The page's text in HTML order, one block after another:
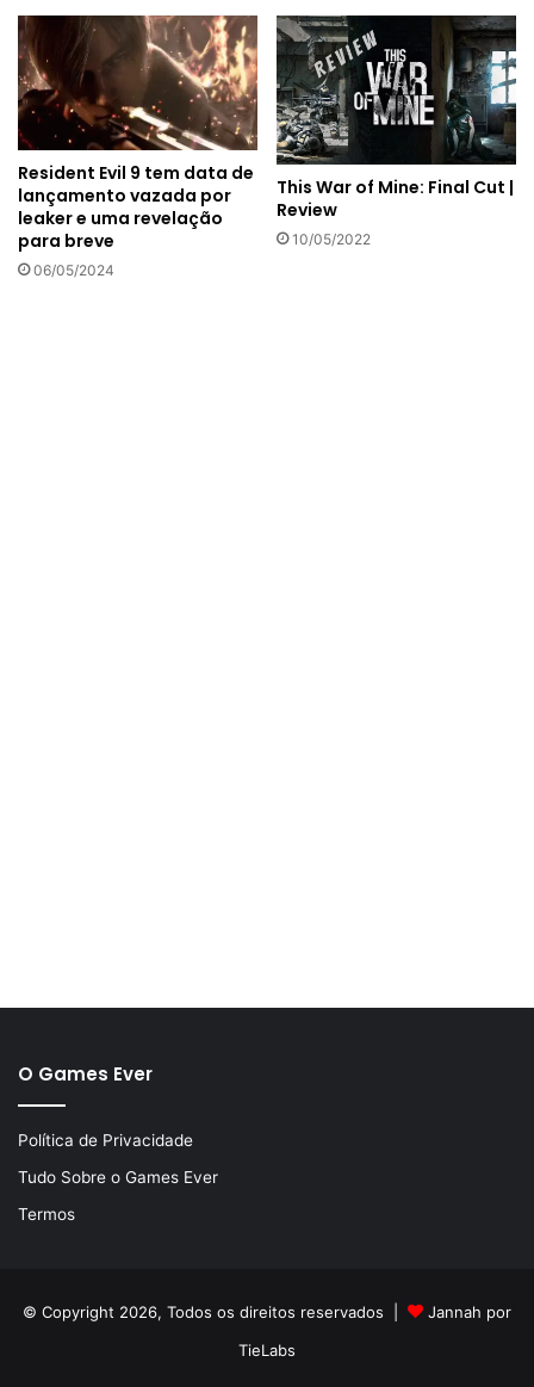
Resident Evil 9 tem data de
lançamento vazada por
leaker e uma revelação
para breve
06/05/2024
This War of Mine: Final Cut |
Review
10/05/2022
O Games Ever
Política de Privacidade
Tudo Sobre o Games Ever
Termos
© Copyright 2026, Todos os direitos reservados |
Jannah por
TieLabs